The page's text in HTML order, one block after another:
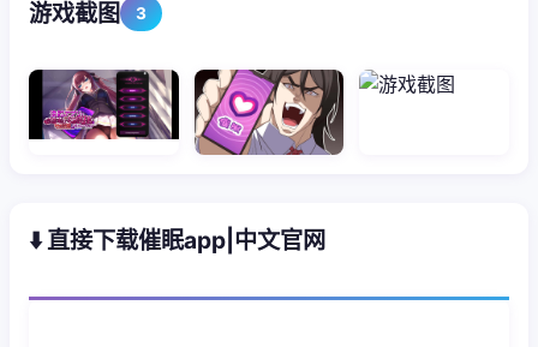
游戏截图 3
⬇️ 直接下载催眠app|中文官网